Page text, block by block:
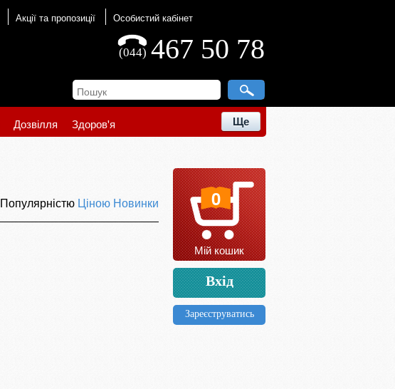
Акції та пропозиції Особистий кабінет
467 50 78
(044)
Дозвілля Здоров'я Ще
Популярністю Ціною Новинки 0
Мій кошик
Вхід
Зареєструватись